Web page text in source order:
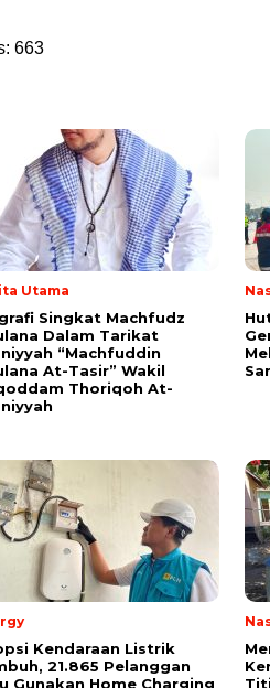
663
Utama
Singkat Machfudz
Dalam Tarikat
“Machfuddin
At-Tasir” Wakil
Thoriqoh At-
Kendaraan Listrik
21.865 Pelanggan
Gunakan Home Charging